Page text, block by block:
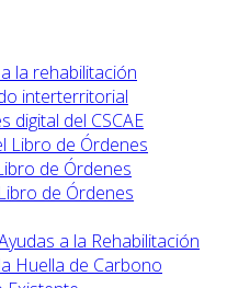
la rehabilitación
interterritorial
digital del CSCAE
Libro de Órdenes
de Órdenes
de Órdenes
a la Rehabilitación
Huella de Carbono